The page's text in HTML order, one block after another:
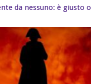
da nessuno: è giusto